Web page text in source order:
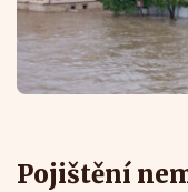
Pojištění